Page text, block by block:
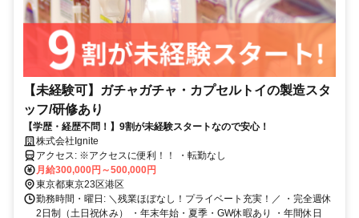
【未経験可】ガチャガチャ・カプセルトイの製造スタ
ッフ/研修あり
【学歴・経歴不問！】9割が未経験スタートなので安心！
株式会社Ignite
アクセス: ※アクセスに便利！！ ・転勤なし
月給300,000円～500,000円
東京都東京23区港区
勤務時間・曜日: ＼残業ほぼなし！プライベート充実！／ ・完全週休
2日制（土日祝休み） ・年末年始・夏季・GW休暇あり ・年間休日